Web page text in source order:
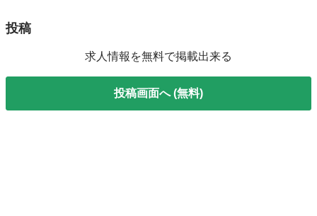
投稿
求人情報を無料で掲載出来る
投稿画面へ (無料)